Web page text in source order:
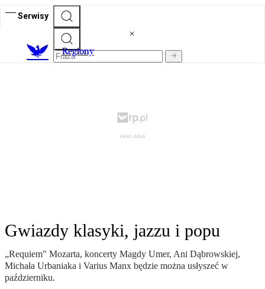
Serwisy
Regiony
Gwiazdy klasyki, jazzu i popu
„Requiem" Mozarta, koncerty Magdy Umer, Ani Dąbrowskiej,
Michała Urbaniaka i Varius Manx będzie można usłyszeć w
październiku.